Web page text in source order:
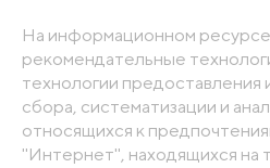
На информационном
рекомендательные
технологии
сбора, систематизации и
относящихся к
"Интернет", находящихся на